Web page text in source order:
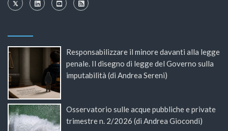
Responsabilizzare il minore davanti alla legge
penale. Il disegno di legge del Governo sulla
imputabilità (di Andrea Sereni)
Osservatorio sulle acque pubbliche e private
trimestre n. 2/2026 (di Andrea Giocondi)